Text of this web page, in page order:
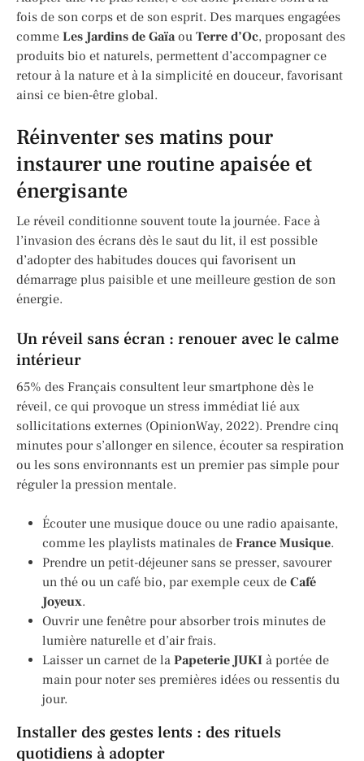
fois de son corps et de son esprit. Des marques engagées
comme Les Jardins de Gaïaou Terre d’Oc, proposant des
produits bio et naturels, permettent d’accompagner ce
retour à la nature et à la simplicité en douceur, favorisant
ainsi ce bien-être global.
Réinventer ses matins pour
instaurer une routine apaisée et
énergisante
Le réveil conditionne souvent toute la journée. Face à
l’invasion des écrans dès le saut du lit, il est possible
d’adopter des habitudes douces qui favorisent un
démarrage plus paisible et une meilleure gestion de son
énergie.
Un réveil sans écran : renouer avec le calme
intérieur
65% des Français consultent leur smartphone dès le
réveil, ce qui provoque un stress immédiat lié aux
sollicitations externes (OpinionWay, 2022). Prendre cinq
minutes pour s’allonger en silence, écouter sa respiration
ou les sons environnants est un premier pas simple pour
réguler la pression mentale.
Écouter une musique douce ou une radio apaisante,
comme les playlists matinales de France Musique.
Prendre un petit-déjeuner sans se presser, savourer
un thé ou un café bio, par exemple ceux de Café
Joyeux.
Ouvrir une fenêtre pour absorber trois minutes de
lumière naturelle et d’air frais.
Laisser un carnet de la Papeterie JUKI à portée de
main pour noter ses premières idées ou ressentis du
jour.
Installer des gestes lents : des rituels
quotidiens à adopter